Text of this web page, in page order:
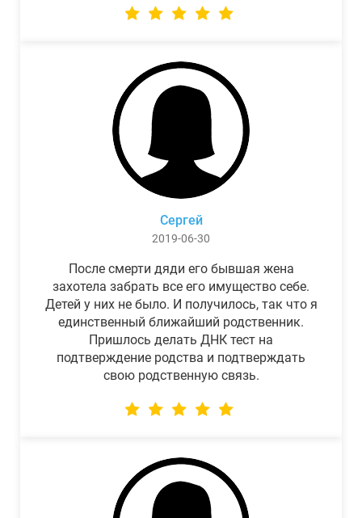
Сергей
2019-06-30
После смерти дяди его бывшая жена
захотела забрать все его имущество себе.
Детей у них не было. И получилось, так что я
единственный ближайший родственник.
Пришлось делать ДНК тест на
подтверждение родства и подтверждать
свою родственную связь.